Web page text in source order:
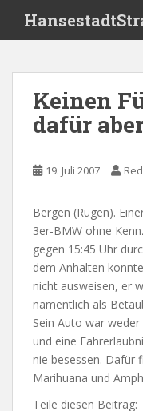
i
Keinen
dafür
19. Juli 2007
Bergen (Rügen).
3er-BMW ohne
gegen 15:45 Uhr
dem Anhalten
nicht ausweisen, er
namentlich als
Sein Auto war
und eine
nie besessen. Dafür
Marihuana und
Teile diesen Beitrag: